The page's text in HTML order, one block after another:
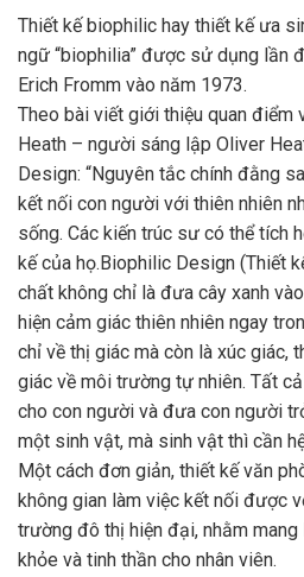
Thiết kế biophilic hay thiết kế ưa
ngữ “biophilia” được sử dụng lần
Erich Fromm vào năm 1973.
Theo bài viết giới thiệu quan điểm
Heath – người sáng lập Oliver
Design: “Nguyên tắc chính đằng
kết nối con người với thiên nhiên
sống. Các kiến trúc sư có thể tích
kế của họ.Biophilic Design (Thiết
chất không chỉ là đưa cây xanh
hiện cảm giác thiên nhiên ngay
chỉ về thị giác mà còn là xúc giác,
giác về môi trường tự nhiên. Tất
cho con người và đưa con người
một sinh vật, mà sinh vật thì cần
Một cách đơn giản, thiết kế văn
không gian làm việc kết nối được
trường đô thị hiện đại, nhằm
khỏe và tinh thần cho nhân viên.